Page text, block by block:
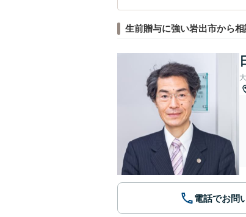
生前贈与に強い岩出市から
電話でお問